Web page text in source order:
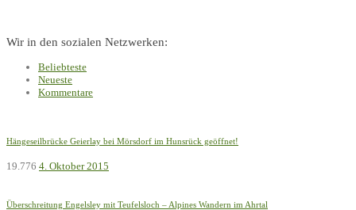
Wir in den sozialen Netzwerken:
Beliebteste
Neueste
Kommentare
Hängeseilbrücke Geierlay bei Mörsdorf im Hunsrück geöffnet!
19.776 4. Oktober 2015
Überschreitung Engelsley mit Teufelsloch – Alpines Wandern im Ahrtal